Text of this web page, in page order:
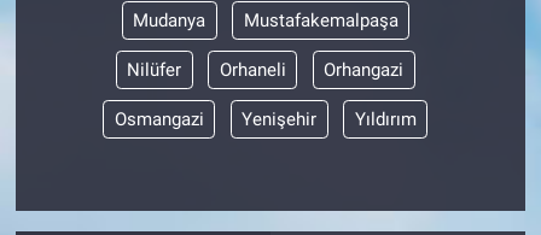
Mudanya Mustafakemalpaşa
Nilüfer Orhaneli Orhangazi
Osmangazi Yenişehir Yıldırım